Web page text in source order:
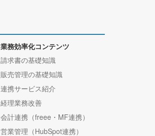
業務効率化コンテンツ
請求書の基礎知識
販売管理の基礎知識
連携サービス紹介
経理業務改善
会計連携（freee・MF連携）
営業管理（HubSpot連携）